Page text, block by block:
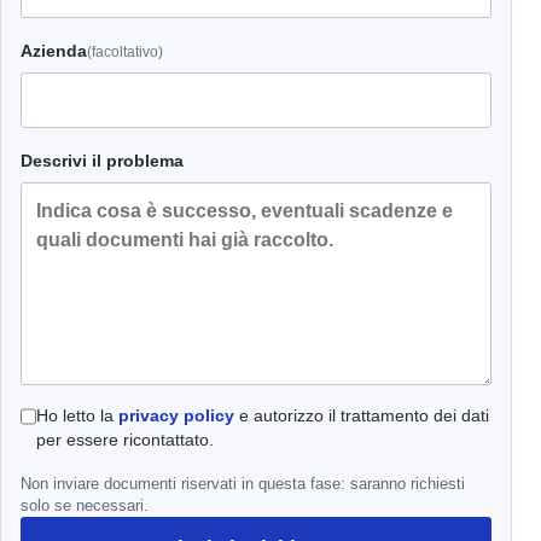
Azienda(facoltativo)
Descrivi il problema
Ho letto la privacy policye autorizzo il trattamento dei dati
per essere ricontattato.
Non inviare documenti riservati in questa fase: saranno richiesti
solo se necessari.